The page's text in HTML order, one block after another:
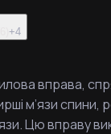
+4
вправа,
м’язи спини,
Цю вправу